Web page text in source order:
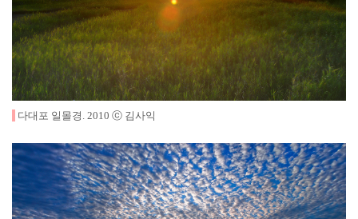
다대포 일몰경 2010 ⓒ 김사익